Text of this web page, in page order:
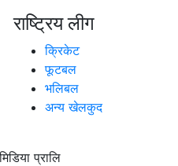
राष्ट्रिय लीग
क्रिकेट
फूटबल
भलिबल
अन्य खेलकुद
प्रालि